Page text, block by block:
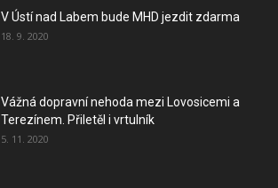
V Ústí nad Labem bude MHD jezdit zdarma
18. 9. 2020
Vážná dopravní nehoda mezi Lovosicemi a
Terezínem. Přiletěl i vrtulník
5. 11. 2020